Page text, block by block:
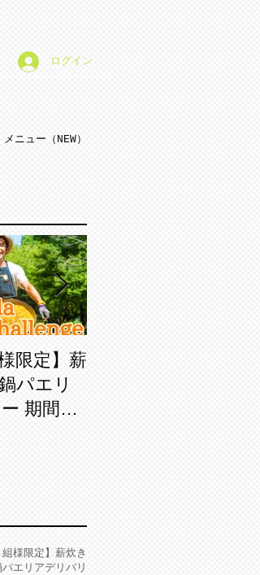
ログイン
メニュー（NEW）
限定】薪
パエリ
期間限
組様限定】薪炊き
エリアデリバリ